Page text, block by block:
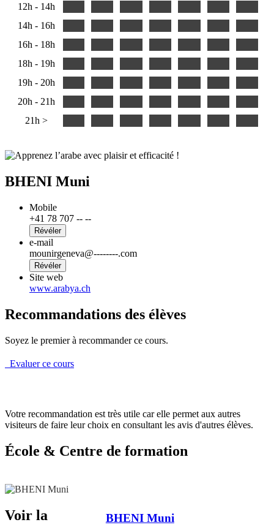
12h - 14h
14h - 16h
16h - 18h
18h - 19h
19h - 20h
20h - 21h
21h >
BHENI Muni
Mobile
+41 78 707 -- --
Révéler
e-mail
mounirgeneva@--------.com
Révéler
Site web
www.arabya.ch
Recommandations des élèves
Soyez le premier à recommander ce cours.
Evaluer ce cours
Votre recommandation est très utile car elle permet aux autres
visiteurs de faire leur choix en consultant les avis d'autres élèves.
École & Centre de formation
BHENI Muni
Voir la